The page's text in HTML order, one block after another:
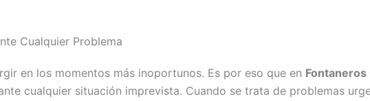
Cualquier Problema
en los momentos más inoportunos. Es por eso que en
cualquier situación imprevista. Cuando se trata de problemas